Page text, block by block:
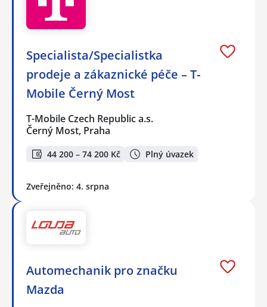
Specialista/Specialistka
prodeje a zákaznické péče – T-
Mobile Černý Most
T-Mobile Czech Republic a.s.
Černý Most, Praha
44 200 – 74 200 Kč Plný úvazek
Zveřejněno: 4. srpna
Automechanik pro značku
Mazda